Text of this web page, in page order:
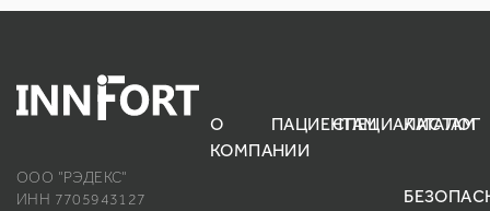
ООО "РЭДЕКС"
ИНН 7705943127
О
КОМПАНИИ
ПАЦИЕНТАМСПЕЦИАЛИСТАМ
КАТАЛОГ